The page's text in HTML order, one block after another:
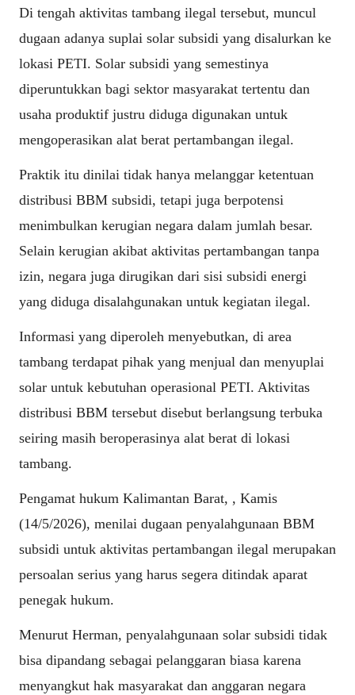
Di tengah aktivitas tambang ilegal tersebut, muncul
dugaan adanya suplai solar subsidi yang disalurkan ke
lokasi PETI. Solar subsidi yang semestinya
diperuntukkan bagi sektor masyarakat tertentu dan
usaha produktif justru diduga digunakan untuk
mengoperasikan alat berat pertambangan ilegal.
Praktik itu dinilai tidak hanya melanggar ketentuan
distribusi BBM subsidi, tetapi juga berpotensi
menimbulkan kerugian negara dalam jumlah besar.
Selain kerugian akibat aktivitas pertambangan tanpa
izin, negara juga dirugikan dari sisi subsidi energi
yang diduga disalahgunakan untuk kegiatan ilegal.
Informasi yang diperoleh menyebutkan, di area
tambang terdapat pihak yang menjual dan menyuplai
solar untuk kebutuhan operasional PETI. Aktivitas
distribusi BBM tersebut disebut berlangsung terbuka
seiring masih beroperasinya alat berat di lokasi
tambang.
Pengamat hukum Kalimantan Barat, , Kamis
(14/5/2026), menilai dugaan penyalahgunaan BBM
subsidi untuk aktivitas pertambangan ilegal merupakan
persoalan serius yang harus segera ditindak aparat
penegak hukum.
Menurut Herman, penyalahgunaan solar subsidi tidak
bisa dipandang sebagai pelanggaran biasa karena
menyangkut hak masyarakat dan anggaran negara